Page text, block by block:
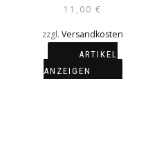
11,00 €
zzgl. Versandkosten
ARTIKEL
ANZEIGEN